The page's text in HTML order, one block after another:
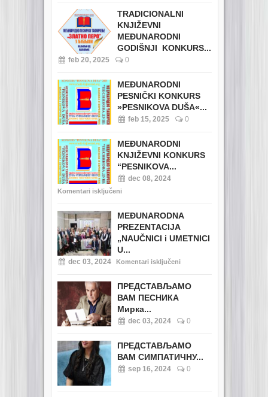
TRADICIONALNI
KNJIŽEVNI
MEĐUNARODNI
GODIŠNJI KONKURS...
feb 20, 2025 0
MEĐUNARODNI
PESNIČKI KONKURS
»PESNIKOVA DUŠA«...
feb 15, 2025 0
MEĐUNARODNI
KNJIŽEVNI KONKURS
“PESNIKOVA...
dec 08, 2024
Komentari isključeni
MEĐUNARODNA
PREZENTACIJA
„NAUČNICI i UMETNICI
U...
dec 03, 2024 Komentari isključeni
ПРЕДСТАВЉАМО
ВАМ ПЕСНИКА
Мирка...
dec 03, 2024 0
ПРЕДСТАВЉАМО
ВАМ СИМПАТИЧНУ...
sep 16, 2024 0